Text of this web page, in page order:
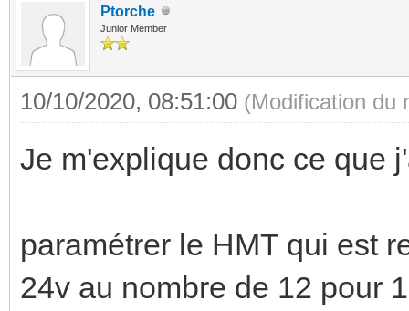
Ptorche
Junior Member
10/10/2020, 08:51:00 (Modification du
Je m'explique donc ce que
paramétrer le HMT qui est
24v au nombre de 12 pour